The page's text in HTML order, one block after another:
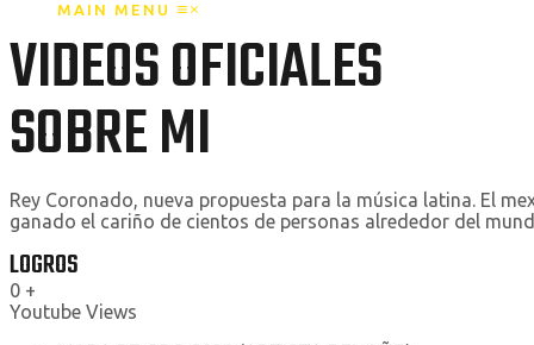
MAIN MENU
VIDEOS OFICIALES
SOBRE MI
Rey Coronado, nueva propuesta para la música latina. El
ganado el cariño de cientos de personas alrededor del
LOGROS
0 +
Youtube Views